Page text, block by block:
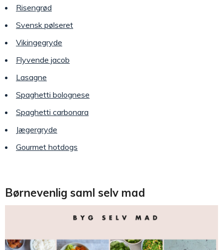
Risengrød
Svensk pølseret
Vikingegryde
Flyvende jacob
Lasagne
Spaghetti bolognese
Spaghetti carbonara
Jægergryde
Gourmet hotdogs
Børnevenlig saml selv mad